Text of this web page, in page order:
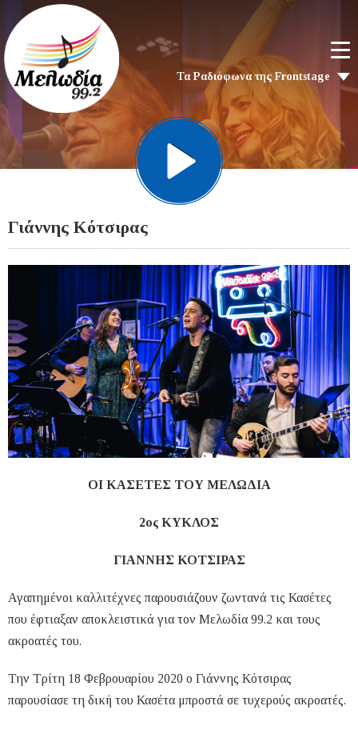
Τα Ραδιόφωνα της Frontstage
Γιάννης Κότσιρας
ΟΙ ΚΑΣΕΤΕΣ ΤΟΥ ΜΕΛΩΔΙΑ
2ος ΚΥΚΛΟΣ
ΓΙΑΝΝΗΣ ΚΟΤΣΙΡΑΣ
Αγαπημένοι καλλιτέχνες παρουσιάζουν ζωντανά τις Κασέτες
που έφτιαξαν αποκλειστικά για τον Μελωδία 99.2 και τους
ακροατές του.
Την Τρίτη 18 Φεβρουαρίου 2020 ο Γιάννης Κότσιρας
παρουσίασε τη δική του Κασέτα μπροστά σε τυχερούς ακροατές.